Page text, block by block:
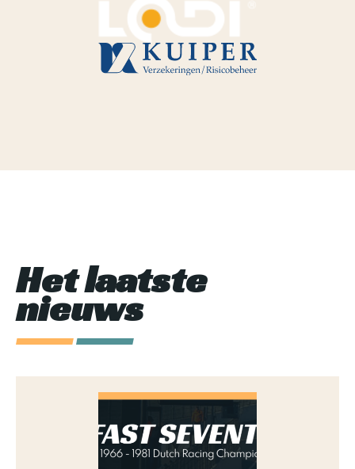
Het laatste
nieuws